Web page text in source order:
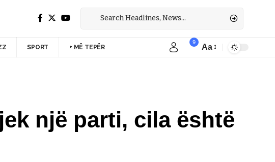
SPORT + MË TEPËR
9
Aa
një parti, cila është